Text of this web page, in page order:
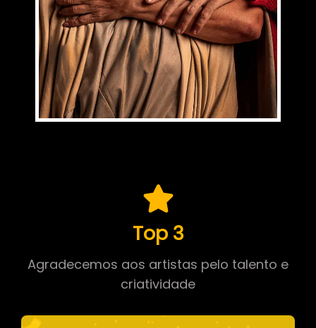
Top 3
Agradecemos aos artistas pelo talento e
criatividade